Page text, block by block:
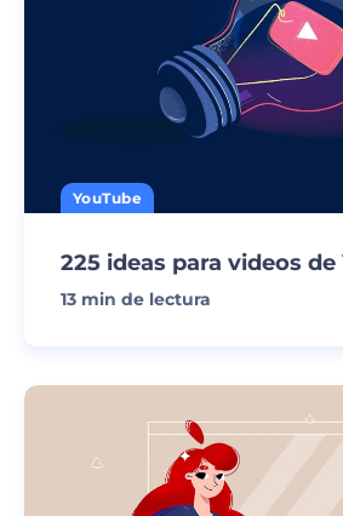
YouTube
225 ideas para videos de
13 min de lectura